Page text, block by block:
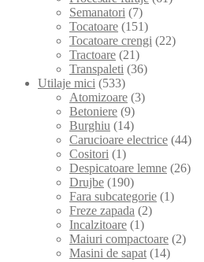
Semanatori (7)
Tocatoare (151)
Tocatoare crengi (22)
Tractoare (21)
Transpaleti (36)
Utilaje mici (533)
Atomizoare (3)
Betoniere (9)
Burghiu (14)
Carucioare electrice (44)
Cositori (1)
Despicatoare lemne (26)
Drujbe (190)
Fara subcategorie (1)
Freze zapada (2)
Incalzitoare (1)
Maiuri compactoare (2)
Masini de sapat (14)